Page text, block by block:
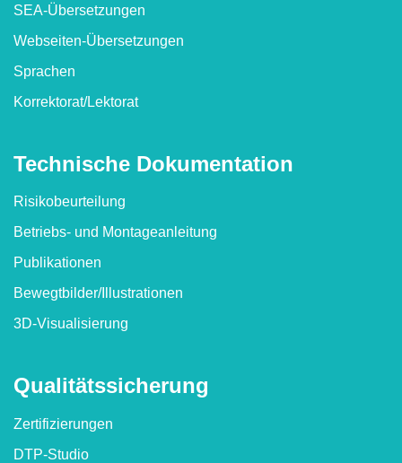
SEA-Übersetzungen
Webseiten-Übersetzungen
Sprachen
Korrektorat/​Lektorat
Technische Dokumen­tation
Risikobeurteilung
Betriebs- und Montageanleitung
Publikationen
Bewegtbilder/​Illustrationen
3D-Visualisierung
Qualitäts­sicherung
Zertifizierungen
DTP-Studio